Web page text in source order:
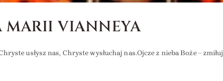
MARII VIANNEYA
usłysz nas, Chryste wysłuchaj nas.Ojcze z nieba Boże –